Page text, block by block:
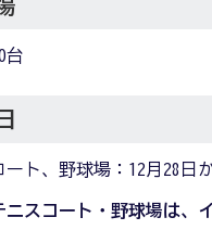
台
ート、野球場：12月28日
スコート・野球場は、